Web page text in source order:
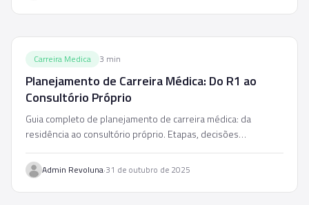
Carreira Medica 3 min
Planejamento de Carreira Médica: Do R1 ao
Consultório Próprio
Guia completo de planejamento de carreira médica: da
residência ao consultório próprio. Etapas, decisões
Admin Revoluna·31 de outubro de 2025